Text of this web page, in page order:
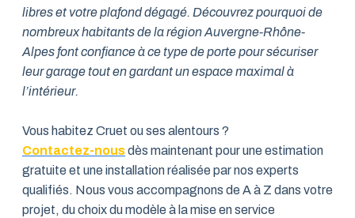
libres et votre plafond dégagé. Découvrez pourquoi de
nombreux habitants de la région Auvergne-Rhône-
Alpes font confiance à ce type de porte pour sécuriser
leur garage tout en gardant un espace maximal à
l’intérieur.
Vous habitez Cruet ou ses alentours ?
Contactez-nousdès maintenant pour une estimation
gratuite et une installation réalisée par nos experts
qualifiés. Nous vous accompagnons de A à Z dans votre
projet, du choix du modèle à la mise en service